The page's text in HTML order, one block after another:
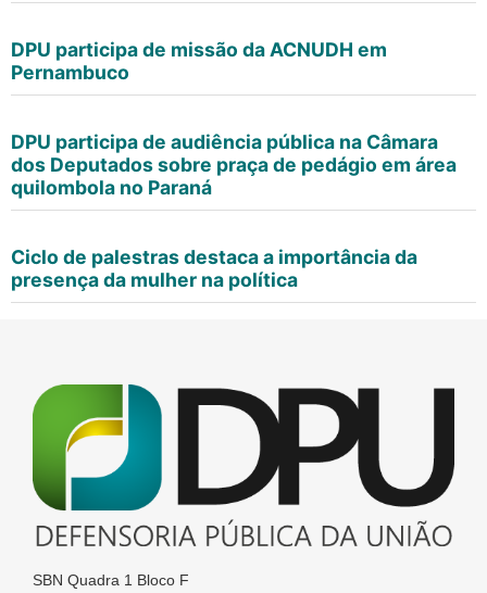
DPU participa de missão da ACNUDH em
Pernambuco
DPU participa de audiência pública na Câmara
dos Deputados sobre praça de pedágio em área
quilombola no Paraná
Ciclo de palestras destaca a importância da
presença da mulher na política
SBN Quadra 1 Bloco F